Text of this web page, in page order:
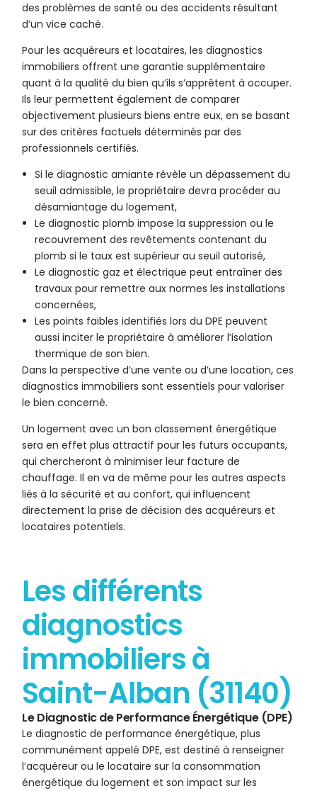
des problèmes de santé ou des accidents résultant
d’un vice caché.
Pour les acquéreurs et locataires, les diagnostics
immobiliers offrent une garantie supplémentaire
quant à la qualité du bien qu’ils s’apprêtent à occuper.
Ils leur permettent également de comparer
objectivement plusieurs biens entre eux, en se basant
sur des critères factuels déterminés par des
professionnels certifiés.
Si le diagnostic amiante révèle un dépassement du
seuil admissible, le propriétaire devra procéder au
désamiantage du logement,
Le diagnostic plomb impose la suppression ou le
recouvrement des revêtements contenant du
plomb si le taux est supérieur au seuil autorisé,
Le diagnostic gaz et électrique peut entraîner des
travaux pour remettre aux normes les installations
concernées,
Les points faibles identifiés lors du DPE peuvent
aussi inciter le propriétaire à améliorer l’isolation
thermique de son bien.
Dans la perspective d’une vente ou d’une location, ces
diagnostics immobiliers sont essentiels pour valoriser
le bien concerné.
Un logement avec un bon classement énergétique
sera en effet plus attractif pour les futurs occupants,
qui chercheront à minimiser leur facture de
chauffage. Il en va de même pour les autres aspects
liés à la sécurité et au confort, qui influencent
directement la prise de décision des acquéreurs et
locataires potentiels.
Les différents
diagnostics
immobiliers à
Saint-Alban (31140)
Le Diagnostic de Performance Énergétique (DPE)
Le diagnostic de performance énergétique, plus
communément appelé DPE, est destiné à renseigner
l’acquéreur ou le locataire sur la consommation
énergétique du logement et son impact sur les